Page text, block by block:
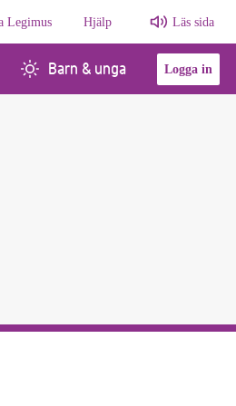
Legimus Hjälp Läs sida
Barn & unga Logga in